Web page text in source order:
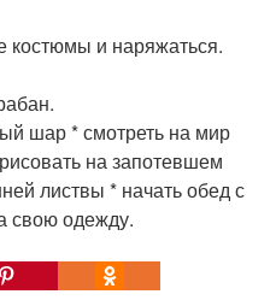
костюмы и наряжаться.
шар * смотреть на мир
на запотевшем
листвы * начать обед с
свою одежду.